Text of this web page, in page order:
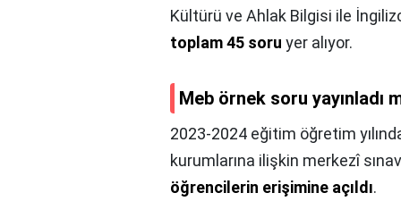
Kültürü ve Ahlak Bilgisi ile
toplam 45 soru yer alıyor.
Meb örnek soru yayınladı
2023-2024 eğitim öğretim
kurumlarına ilişkin merkezî
öğrencilerin erişimine açıldı.